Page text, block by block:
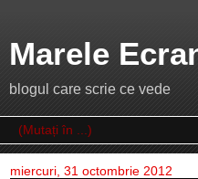
Marele
blogul care scrie ce vede
miercuri, 31 octombrie 2012